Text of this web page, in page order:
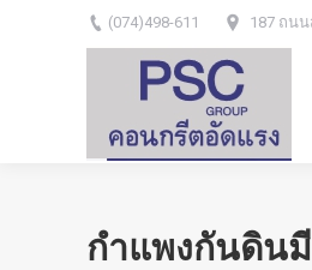
(074)498-611 187 ถน
กำแพงกันดิน